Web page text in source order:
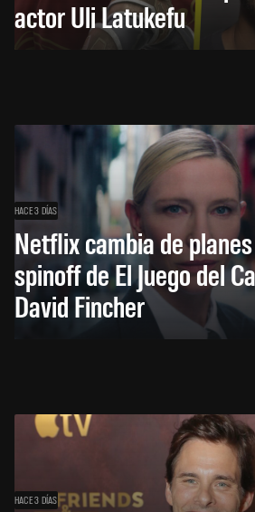
actor Uli Latukefu
HACE 3 DÍAS
Netflix cambia de
spinoff de El Juego del
David Fincher
HACE 3 DÍAS